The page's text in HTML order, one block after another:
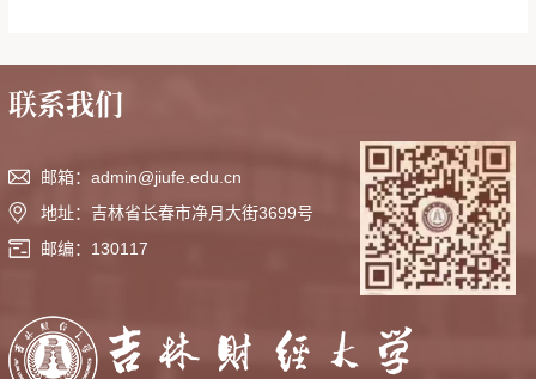
联系我们
邮箱：admin@jiufe.edu.cn
地址：吉林省长春市净月大街3699号
邮编：130117